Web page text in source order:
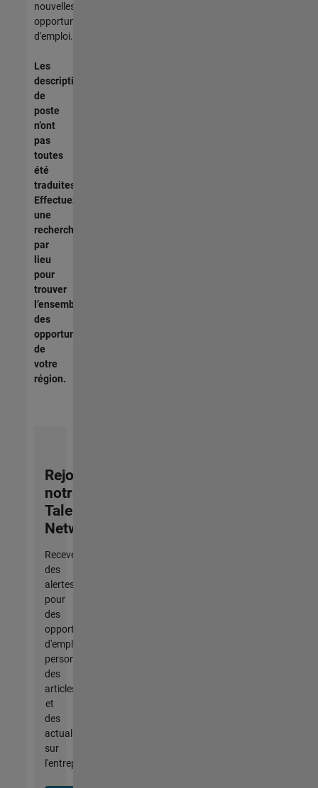
nouvelles
opportunités
d'emploi.
Les
descriptions
de
poste
n’ont
pas
toutes
été
traduites.
Effectuez
une
recherche
par
lieu
pour
trouver
l’ensemble
des
opportunités
de
votre
région.
Rejoignez
notre
Talent
Network
Recevez
des
alertes
pour
des
opportunités
d'emploi
personnalisées,
des
articles
et
des
actualités
sur
l'entreprise.